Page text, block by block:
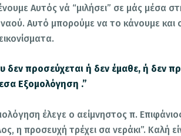
Αυτός νά “μιλήσει” σε μάς μέσα
Αυτό μπορούμε να το κάνουμε και
δεν προσεύχεται ή δεν έμαθε, ή δεν
Εξομολόγηση .”
έλεγε ο αείμνηστος π.
η προσευχή τρέχει σα νεράκι”. Καλή